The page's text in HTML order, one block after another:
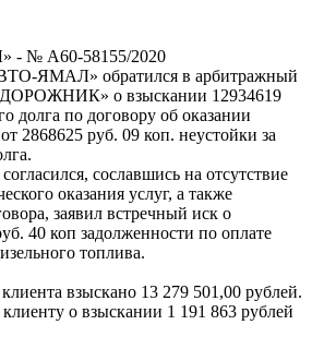
№ А60-58155/2020
ЯМАЛ» обратился в арбитражный
о взыскании 12934619
долга по договору об оказании
2868625 руб. 09 коп. неустойки за
сославшись на отсутствие
оказания услуг, а также
заявил встречный иск о
40 коп задолженности по оплате
топлива.
взыскано 13 279 501,00 рублей.
о взыскании 1 191 863 рублей